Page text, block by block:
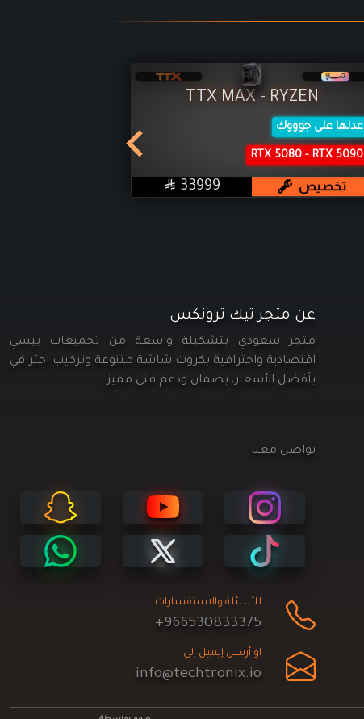
TTX MAX - RYZEN
عدلها على جوووك
RTX 5080 - RTX 5090
تخصيص  SAR
33999
عن متجر تيك ترونكس
متجر سعودي بتشكيلة واسعة من تجميعات بيسي
اقتصادية واحترافية بكروت شاشة متنوعة وتركيب احترافي
بأفضل الأسعار، بضمان ودعم فني مميز
تواصل معنا
للأسئلة والاستفسارات
+966530833375
او أرسل إيميل إلى
info@techtronix.io